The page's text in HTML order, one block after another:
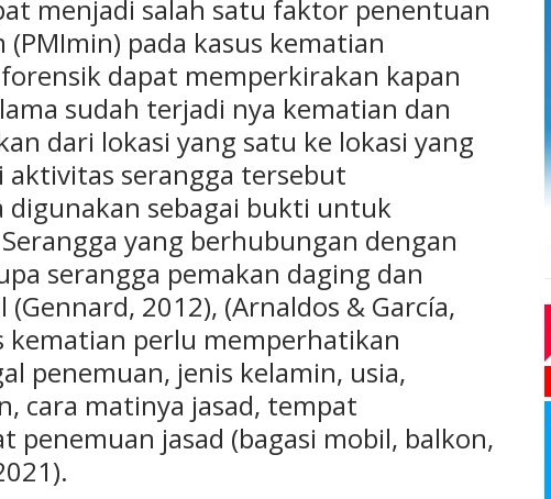
menjadi salah satu faktor penentuan
pada kasus kematian
dapat memperkirakan kapan
sudah terjadi nya kematian dan
dari lokasi yang satu ke lokasi yang
aktivitas serangga tersebut
digunakan sebagai bukti untuk
yang berhubungan dengan
serangga pemakan daging dan
2012), (Arnaldos & García,
kematian perlu memperhatikan
penemuan, jenis kelamin, usia,
cara matinya jasad, tempat
jasad (bagasi mobil, balkon,